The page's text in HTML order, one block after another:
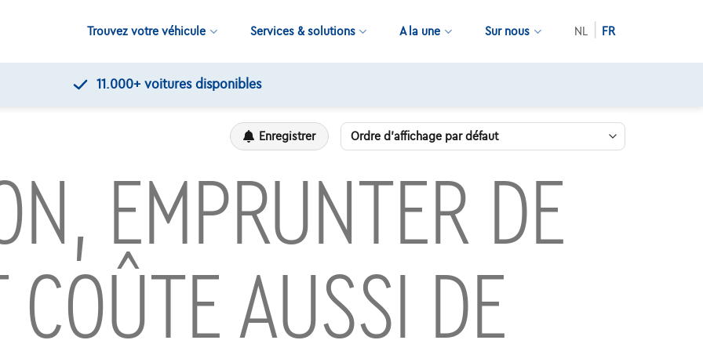
Trouvez votre véhicule Services & solutions A la une Sur nous NL FR
11.000+ voitures disponibles
Enregistrer
EMPRUNTER DE
COÛTE AUSSI DE